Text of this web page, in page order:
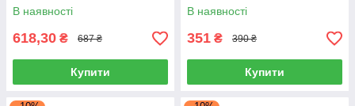
В наявності
618,30 ₴ 687 ₴
Купити
В наявності
351 ₴ 390 ₴
Купити